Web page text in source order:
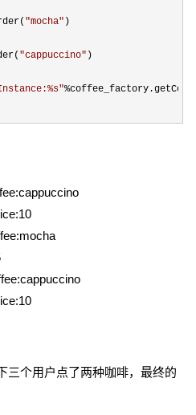
"mocha" )
"cappuccino" )
"
三个用户点了两种咖啡，最终的